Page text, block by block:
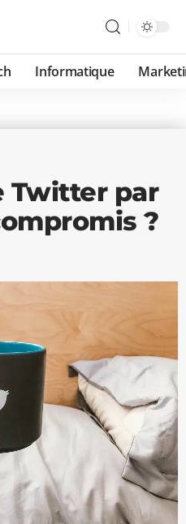
Informatique
Twitter par
?